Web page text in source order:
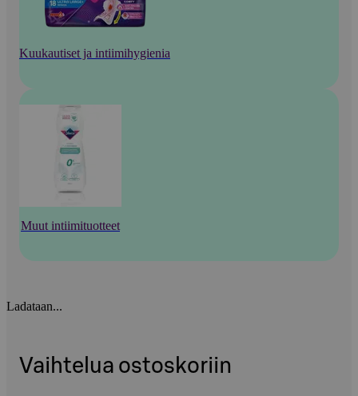
Kuukautiset ja intiimihygienia
Muut intiimituotteet
Ladataan...
Vaihtelua ostoskoriin